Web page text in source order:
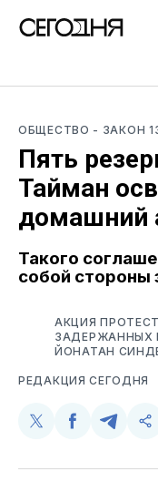
ОБЩЕСТВО - ЗАКОН
Пять
Тайман
домашний
Такого
собой стороны
АКЦИЯ
ЗАДЕРЖАННЫХ
ЙОНАТАН
РЕДАКЦИЯ СЕГОДНЯ
Поделиться
Twitter
Поделиться
Facebook